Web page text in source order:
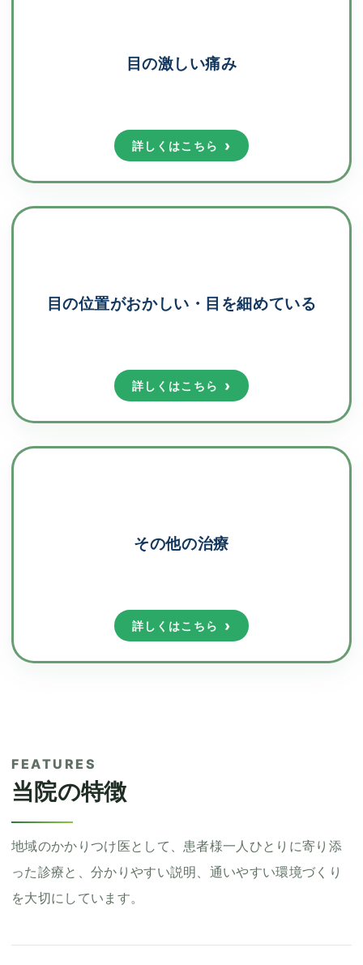
目の激しい痛み
詳しくはこちら
目の位置がおかしい・目を細めている
詳しくはこちら
その他の治療
詳しくはこちら
FEATURES
当院の特徴
地域のかかりつけ医として、患者様一人ひとりに寄り添
った診療と、分かりやすい説明、通いやすい環境づくり
を大切にしています。